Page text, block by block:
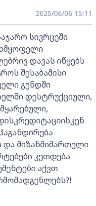
2025/06/06 15:11
სივრცეში
დავას იწყებს
შესაბამისი
გუნდში
დესტრუქციული,
მიზანმიმართული
კეთდება
აქვთ